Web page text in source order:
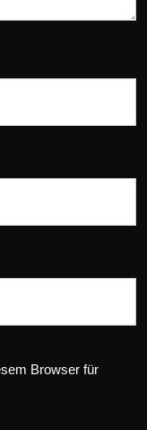
Browser für